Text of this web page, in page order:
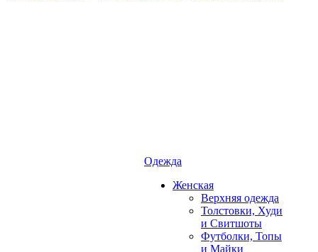
Одежда
Женская
Верхняя одежда
Толстовки, Худи
и Свитшоты
Футболки, Топы
и Майки